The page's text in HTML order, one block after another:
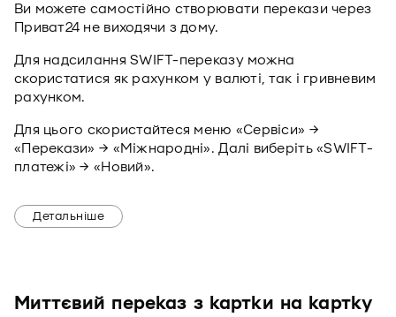
Ви можете самостійно створювати перекази через
Приват24 не виходячи з дому.
Для надсилання SWIFT-переказу можна
скористатися як рахунком у валюті, так і гривневим
рахунком.
Для цього скористайтеся меню «Сервіси» →
«Перекази» → «Міжнародні». Далі виберіть «SWIFT-
платежі» → «Новий».
Детальніше
Миттєвий переказ з картки на картку